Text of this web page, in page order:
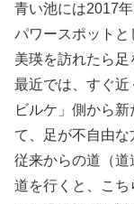
青い池には2017
パワースポットと
美瑛を訪れたら足
最近では、すぐ
ビルケ」側から
て、足が不自由な
従来からの道（
道を行くと、こ